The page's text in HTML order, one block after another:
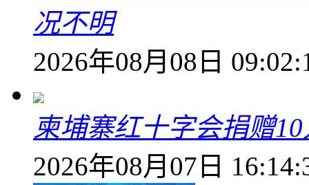
况不明
2026年08月08日
柬埔寨红十字会捐赠
2026年08月07日